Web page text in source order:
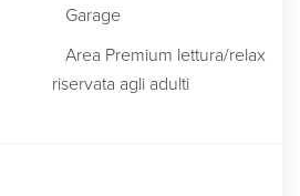
Garage
Area Premium lettura/relax
riservata agli adulti